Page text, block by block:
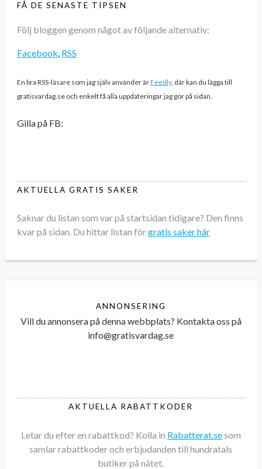
FÅ DE SENASTE TIPSEN
Följ bloggen genom något av följande alternativ:
Facebook, RSS
En bra RSS-läsare som jag själv använder ärFeedly, där kan du lägga till
gratisvardag.se och enkelt få alla uppdateringar jag gör på sidan.
Gilla på FB:
AKTUELLA GRATIS SAKER
Saknar du listan som var på startsidan tidigare? Den finns
kvar på sidan. Du hittar listan förgratis saker här
ANNONSERING
Vill du annonsera på denna webbplats? Kontakta oss på
info@gratisvardag.se
AKTUELLA RABATTKODER
Letar du efter en rabattkod? Kolla in Rabatterat.sesom
samlar rabattkoder och erbjudanden till hundratals
butiker på nätet.